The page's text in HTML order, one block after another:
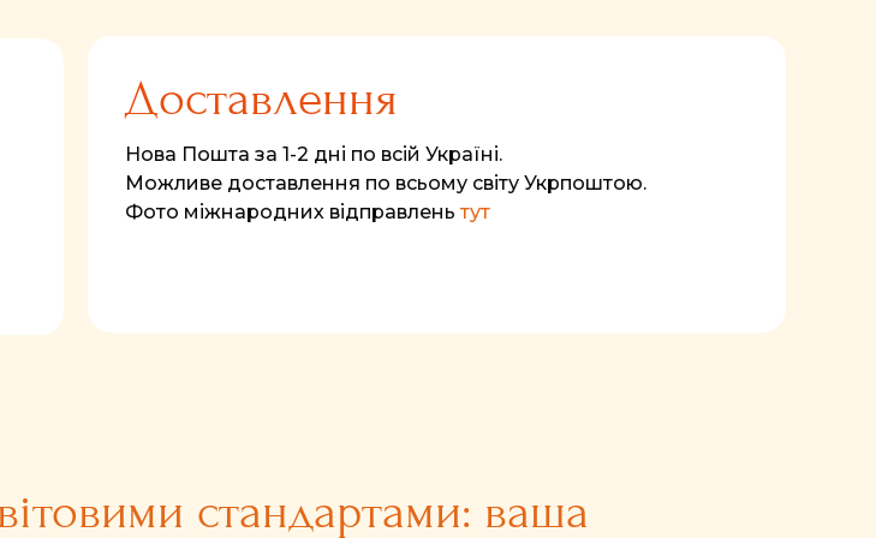
Нова Пошта за 1-2 дні по всій Україні.
Можливе доставлення по всьому світу Укрпоштою.
Фото міжнародних відправленьтут
Доставлення
стандартами: ваша